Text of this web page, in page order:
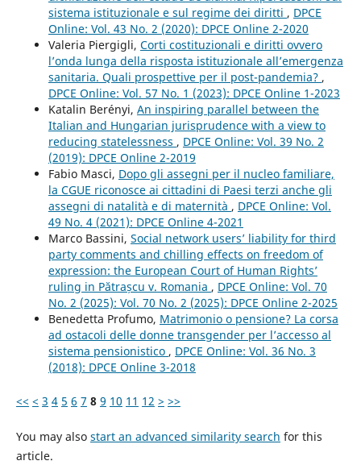
sistema istituzionale e sul regime dei diritti , DPCE
Online: Vol. 43 No. 2 (2020): DPCE Online 2-2020
Valeria Piergigli, Corti costituzionali e diritti ovvero
l’onda lunga della risposta istituzionale all’emergenza
sanitaria. Quali prospettive per il post-pandemia? ,
DPCE Online: Vol. 57 No. 1 (2023): DPCE Online 1-2023
Katalin Berényi, An inspiring parallel between the
Italian and Hungarian jurisprudence with a view to
reducing statelessness , DPCE Online: Vol. 39 No. 2
(2019): DPCE Online 2-2019
Fabio Masci, Dopo gli assegni per il nucleo familiare,
la CGUE riconosce ai cittadini di Paesi terzi anche gli
assegni di natalità e di maternità , DPCE Online: Vol.
49 No. 4 (2021): DPCE Online 4-2021
Marco Bassini, Social network users’ liability for third
party comments and chilling effects on freedom of
expression: the European Court of Human Rights’
ruling in Pătrașcu v. Romania , DPCE Online: Vol. 70
No. 2 (2025): Vol. 70 No. 2 (2025): DPCE Online 2-2025
Benedetta Profumo, Matrimonio o pensione? La corsa
ad ostacoli delle donne transgender per l’accesso al
sistema pensionistico , DPCE Online: Vol. 36 No. 3
(2018): DPCE Online 3-2018
<< < 3 4 5 6 7 8 9 10 11 12 > >>
You may also start an advanced similarity search for this
article.